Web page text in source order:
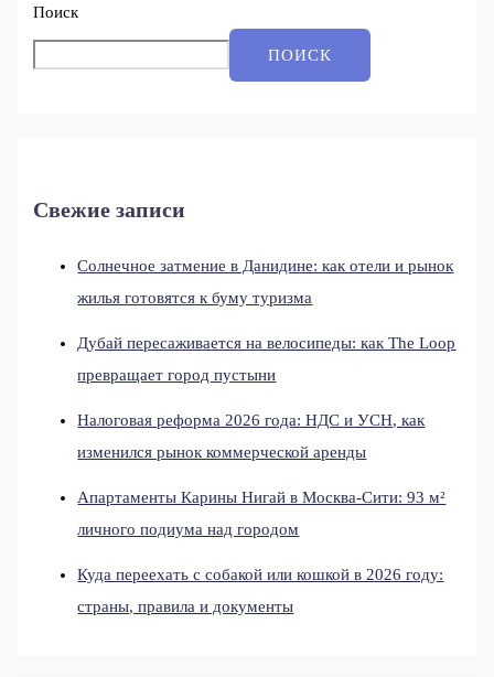
Поиск
ПОИСК
Свежие записи
Солнечное затмение в Данидине: как отели и рынок
жилья готовятся к буму туризма
Дубай пересаживается на велосипеды: как The Loop
превращает город пустыни
Налоговая реформа 2026 года: НДС и УСН, как
изменился рынок коммерческой аренды
Апартаменты Карины Нигай в Москва-Сити: 93 м²
личного подиума над городом
Куда переехать с собакой или кошкой в 2026 году:
страны, правила и документы